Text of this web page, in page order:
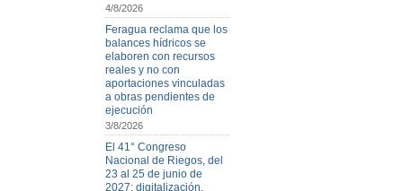
4/8/2026
Feragua reclama que los
balances hídricos se
elaboren con recursos
reales y no con
aportaciones vinculadas
a obras pendientes de
ejecución
3/8/2026
El 41° Congreso
Nacional de Riegos, del
23 al 25 de junio de
2027: digitalización,